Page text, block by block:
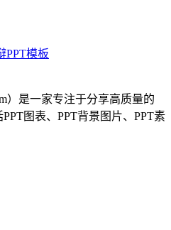
PPT模板
）是一家专注于分享高质量的
图表、PPT背景图片、PPT素